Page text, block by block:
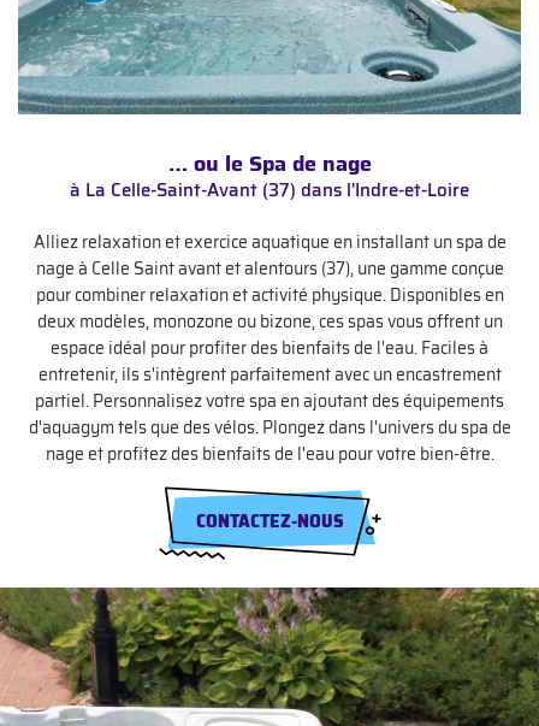
… ou le Spa de nage
à La Celle-Saint-Avant (37) dans l'Indre-et-Loire
Alliez relaxation et exercice aquatique en installant un spa de
nage à Celle Saint avant et alentours (37), une gamme conçue
pour combiner relaxation et activité physique. Disponibles en
deux modèles, monozone ou bizone, ces spas vous offrent un
espace idéal pour profiter des bienfaits de l'eau. Faciles à
entretenir, ils s'intègrent parfaitement avec un encastrement
partiel. Personnalisez votre spa en ajoutant des équipements
d'aquagym tels que des vélos. Plongez dans l'univers du spa de
nage et profitez des bienfaits de l'eau pour votre bien-être.
CONTACTEZ-NOUS